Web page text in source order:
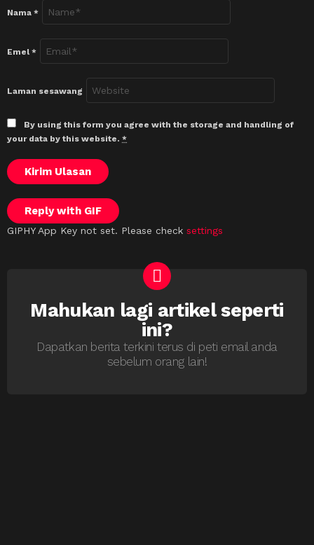
Nama *
Emel *
Laman sesawang
By using this form you agree with the storage and handling of
your data by this website. *
Kirim Ulasan
Reply with GIF
GIPHY App Key not set. Please check settings
NEWSLETTER
Mahukan lagi artikel seperti
ini?
Dapatkan berita terkini terus di peti email anda
sebelum orang lain!